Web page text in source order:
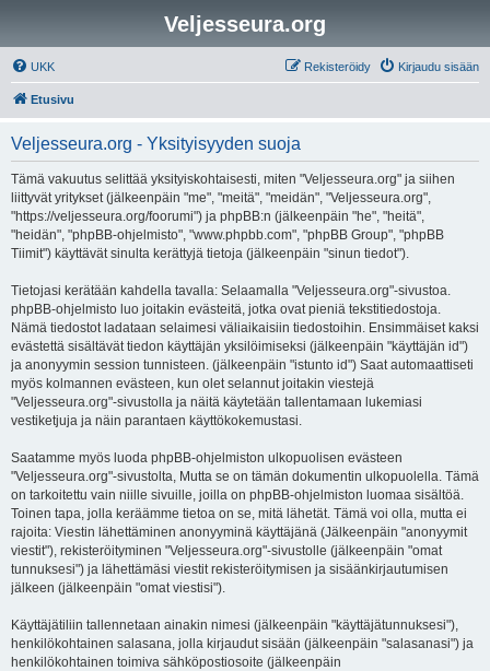
Veljesseura.org
UKK Kirjaudu sisään
Rekisteröidy
Etusivu
Veljesseura.org - Yksityisyyden suoja
Tämä vakuutus selittää yksityiskohtaisesti, miten "Veljesseura.org" ja siihen
liittyvät yritykset (jälkeenpäin "me", "meitä", "meidän", "Veljesseura.org",
"https://veljesseura.org/foorumi") ja phpBB:n (jälkeenpäin "he", "heitä",
"heidän", "phpBB-ohjelmisto", "www.phpbb.com", "phpBB Group", "phpBB
Tiimit") käyttävät sinulta kerättyjä tietoja (jälkeenpäin "sinun tiedot").
Tietojasi kerätään kahdella tavalla: Selaamalla "Veljesseura.org"-sivustoa.
phpBB-ohjelmisto luo joitakin evästeitä, jotka ovat pieniä tekstitiedostoja.
Nämä tiedostot ladataan selaimesi väliaikaisiin tiedostoihin. Ensimmäiset kaksi
evästettä sisältävät tiedon käyttäjän yksilöimiseksi (jälkeenpäin "käyttäjän id")
ja anonyymin session tunnisteen. (jälkeenpäin "istunto id") Saat automaattiseti
myös kolmannen evästeen, kun olet selannut joitakin viestejä
"Veljesseura.org"-sivustolla ja näitä käytetään tallentamaan lukemiasi
vestiketjuja ja näin parantaen käyttökokemustasi.
Saatamme myös luoda phpBB-ohjelmiston ulkopuolisen evästeen
"Veljesseura.org"-sivustolta, Mutta se on tämän dokumentin ulkopuolella. Tämä
on tarkoitettu vain niille sivuille, joilla on phpBB-ohjelmiston luomaa sisältöä.
Toinen tapa, jolla keräämme tietoa on se, mitä lähetät. Tämä voi olla, mutta ei
rajoita: Viestin lähettäminen anonyyminä käyttäjänä (Jälkeenpäin "anonyymit
viestit"), rekisteröityminen "Veljesseura.org"-sivustolle (jälkeenpäin "omat
tunnuksesi") ja lähettämäsi viestit rekisteröitymisen ja sisäänkirjautumisen
jälkeen (jälkeenpäin "omat viestisi").
Käyttäjätiliin tallennetaan ainakin nimesi (jälkeenpäin "käyttäjätunnuksesi"),
henkilökohtainen salasana, jolla kirjaudut sisään (jälkeenpäin "salasanasi") ja
henkilökohtainen toimiva sähköpostiosoite (jälkeenpäin